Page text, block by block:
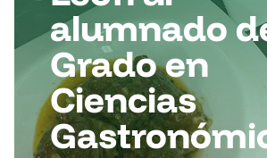
alumnado
Grado en
Ciencias